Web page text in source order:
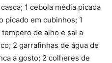
1 cebola média picada
picado em cubinhos; 1
de alho e sal a
2 garrafinhas de água de
a gosto; 2 colheres de